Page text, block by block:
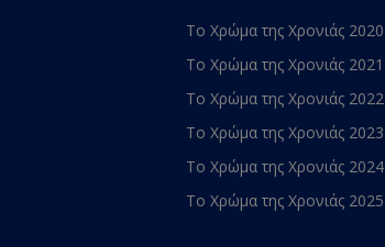
Το Χρώμα της Χρονιάς 2020
Το Χρώμα της Χρονιάς 2021
Το Χρώμα της Χρονιάς 2022
Το Χρώμα της Χρονιάς 2023
Το Χρώμα της Χρονιάς 2024
Το Χρώμα της Χρονιάς 2025